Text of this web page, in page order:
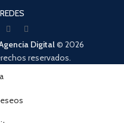
Digital© 2026
reservados.
puedes utilizar las flechas